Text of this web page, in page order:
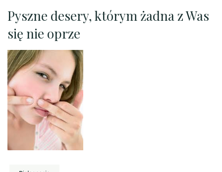
Pyszne desery, którym żadna z Was
się nie oprze